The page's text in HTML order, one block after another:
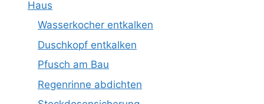
Haus
Wasserkocher entkalken
Duschkopf entkalken
Pfusch am Bau
Regenrinne abdichten